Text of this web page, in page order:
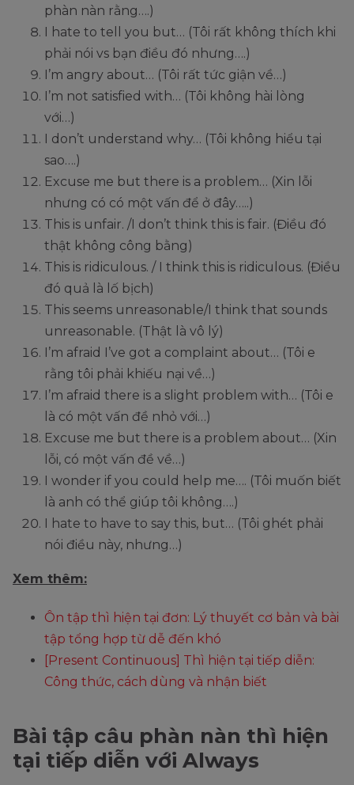
phàn nàn rằng….)
I hate to tell you but… (Tôi rất không thích khi
phải nói vs bạn điều đó nhưng….)
I’m angry about… (Tôi rất tức giận về…)
I’m not satisfied with… (Tôi không hài lòng
với…)
I don’t understand why… (Tôi không hiểu tại
sao….)
Excuse me but there is a problem… (Xin lỗi
nhưng có có một vấn để ở đây…..)
This is unfair. /I don’t think this is fair. (Điều đó
thật không công bằng)
This is ridiculous. / I think this is ridiculous. (Điều
đó quả là lố bịch)
This seems unreasonable/I think that sounds
unreasonable. (Thật là vô lý)
I’m afraid I’ve got a complaint about… (Tôi e
rằng tôi phải khiếu nại về…)
I’m afraid there is a slight problem with… (Tôi e
là có một vấn đề nhỏ với…)
Excuse me but there is a problem about… (Xin
lỗi, có một vấn đề về…)
I wonder if you could help me…. (Tôi muốn biết
là anh có thể giúp tôi không….)
I hate to have to say this, but… (Tôi ghét phải
nói điều này, nhưng…)
Xem thêm:
Ôn tập thì hiện tại đơn: Lý thuyết cơ bản và bài
tập tổng hợp từ dễ đến khó
[Present Continuous] Thì hiện tại tiếp diễn:
Công thức, cách dùng và nhận biết
Bài tập câu phàn nàn thì hiện
tại tiếp diễn với Always